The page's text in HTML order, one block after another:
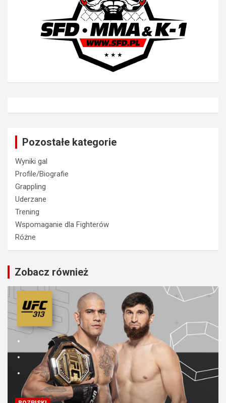
Pozostałe kategorie
Wyniki gal
Profile/Biografie
Grappling
Uderzane
Trening
Wspomaganie dla Fighterów
Różne
Zobacz również